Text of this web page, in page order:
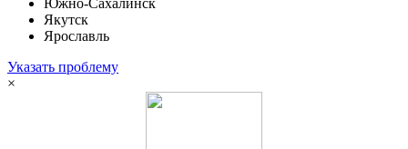
Якутск
Ярославль
Указать проблему
×